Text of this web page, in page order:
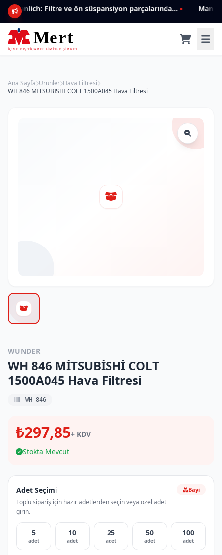
Mannlich: Filtre ve ön süspansiyon parçalarında genişleyen ürün yelpazesiyle kalite ve güven.
Ana Sayfa Ürünler Hava Filtresi
WH 846 MİTSUBİSHİ COLT 1500A045 Hava Filtresi
WUNDER
WH 846 MİTSUBİSHİ COLT
1500A045 Hava Filtresi
WH 846
₺297,85+ KDV
Stokta Mevcut
Adet Seçimi
Toplu sipariş için hazır adetlerden seçin veya özel adet
girin.
Bayi
5
adet
10
adet
25
adet
50
adet
100
adet